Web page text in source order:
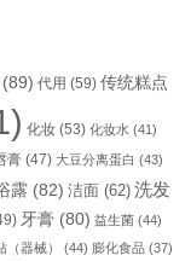
(89) 代用 (59) 传统糕点
化妆 (53) 化妆水 (41)
膏 (47) 大豆分离蛋白 (43)
露 (82) 洁面 (62) 洗发
牙膏 (80) 益生菌 (44)
（器械） (44) 膨化食品 (37)